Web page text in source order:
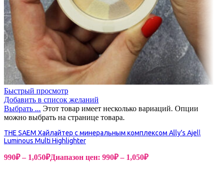
Быстрый просмотр
Добавить в список желаний
Выбрать ... Этот товар имеет несколько вариаций. Опции
можно выбрать на странице товара.
THE SAEM Хайлайтер с минеральным комплексом Ally’s Ajell
Luminous Multi Highlighter
990₽ – 1,050₽Диапазон цен: 990₽ – 1,050₽